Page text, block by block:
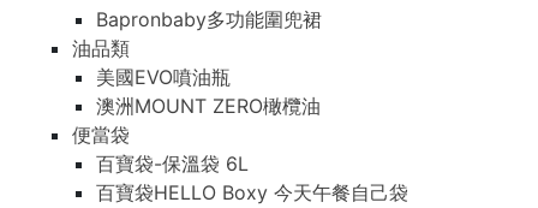
Bapronbaby多功能圍兜裙
油品類
美國EVO噴油瓶
澳洲MOUNT ZERO橄欖油
便當袋
百寶袋-保溫袋 6L
百寶袋HELLO Boxy 今天午餐自己袋